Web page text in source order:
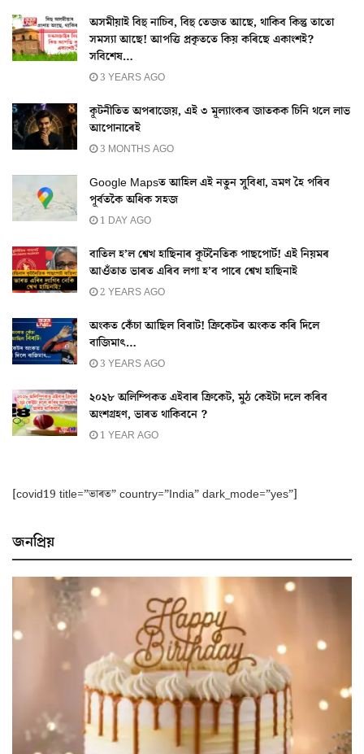
অসমীয়াই বিহু নাচিব, বিহু তেজত আছে, থাকিব কিন্তু তাতো
সমস্যা আছে! আপত্তি প্ৰকৃততে কিয় কৰিছে একাংশই?
সবিশেষ…
3 YEARS AGO
কূটনীতিত অপৰাজেয়, এই ৩ মূল্যাংকৰ জাতকক চিনি থলে লাভ
আপোনাৰেই
3 MONTHS AGO
Google Mapsত আহিল এই নতুন সুবিধা, ভ্ৰমণ হৈ পৰিব
পূৰ্বতকৈ অধিক সহজ
1 DAY AGO
বাতিল হ’ল শ্বেখ হাছিনাৰ কূটনৈতিক পাছপোৰ্ট! এই নিয়মৰ
আওঁতাত ভাৰত এৰিব লগা হ’ব পাৰে শ্বেখ হাছিনাই
2 YEARS AGO
অংকত কেঁচা আছিল বিৰাট! ক্ৰিকেটৰ অংকত কৰি দিলে
বাজিমাৎ…
3 YEARS AGO
২০২৮ অলিম্পিকত এইবাৰ ক্ৰিকেট, মুঠ কেইটা দলে কৰিব
অংশগ্ৰহণ, ভাৰত থাকিবনে ?
1 YEAR AGO
[covid19 title=”ভাৰত” country=”India” dark_mode=”yes”]
জনপ্ৰিয়